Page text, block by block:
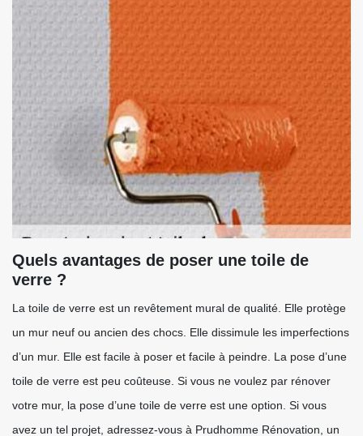
Quels avantages de poser une toile de
verre ?
La toile de verre est un revêtement mural de qualité. Elle protège
un mur neuf ou ancien des chocs. Elle dissimule les imperfections
d’un mur. Elle est facile à poser et facile à peindre. La pose d’une
toile de verre est peu coûteuse. Si vous ne voulez par rénover
votre mur, la pose d’une toile de verre est une option. Si vous
avez un tel projet, adressez-vous à Prudhomme Rénovation, un